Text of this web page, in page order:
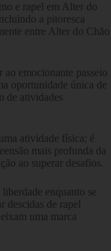
e rapel em Alter do
a pitoresca
entre Alter do Chão
ao emocionante passeio
oportunidade única de
de atividades
atividade física; é
mais profunda da
ao superar desafios.
enquanto se
descidas de rapel
uma marca